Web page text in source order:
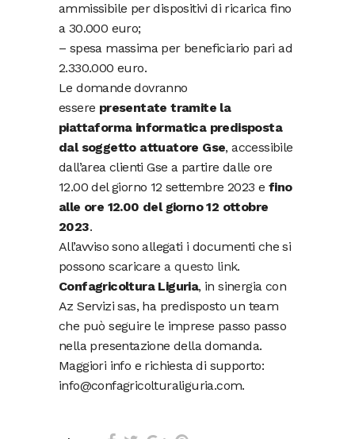
ammissibile per dispositivi di ricarica fino
a 30.000 euro;
– spesa massima per beneficiario pari ad
2.330.000 euro.
Le domande dovranno
essere presentate tramite la
piattaforma informatica predisposta
dal soggetto attuatore Gse, accessibile
dall’area clienti Gse a partire dalle ore
12.00 del giorno 12 settembre 2023 e fino
alle ore 12.00 del giorno 12 ottobre
2023.
All’avviso sono allegati i documenti che si
possono scaricarea questo link.
Confagricoltura Liguria, in sinergia con
Az Servizi sas, ha predisposto un team
che può seguire le imprese passo passo
nella presentazione della domanda.
Maggiori info e richiesta di supporto:
info@confagricolturaliguria.com.